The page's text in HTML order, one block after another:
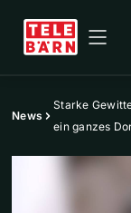
News
Starke
ein ganzes